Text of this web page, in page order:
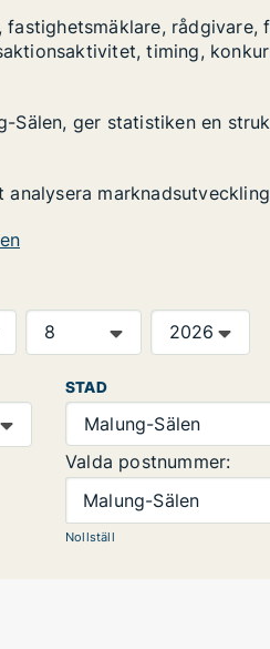
timing,
Sälen, ger statistiken en
STAD
Malung-Sälen
Valda postnummer:
Malung-Sälen
Nollställ